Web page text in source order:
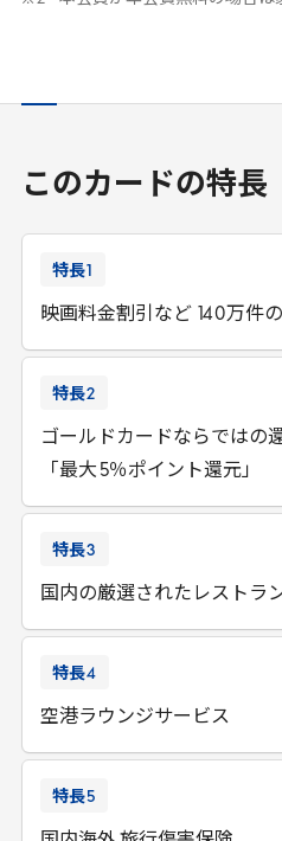
このカードの特長
特長
映画料金割引など 140万件
特長2
ゴールドカードならではの
「最大 5％ポイント還元」
特長3
国内の厳選されたレストラ
特長4
空港ラウンジサービス
特長5